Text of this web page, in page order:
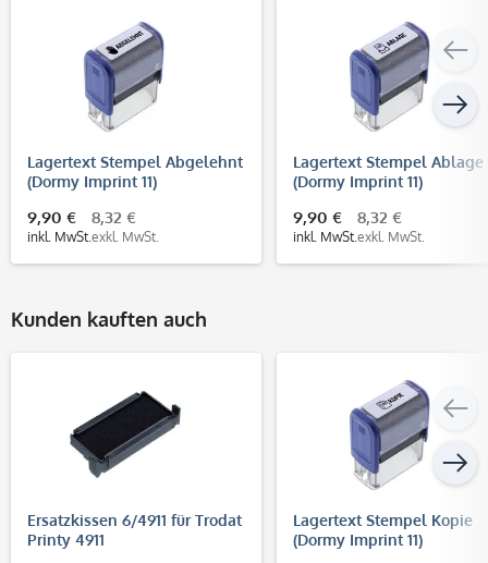
Lagertext Stempel Abgelehnt
(Dormy Imprint 11)
9,90 €
inkl. MwSt.
8,32 €
exkl. MwSt.
Lagertext Stempel Ablage
(Dormy Imprint 11)
9,90 €
inkl. MwSt.
8,32 €
exkl. MwSt.
Kunden kauften auch
Ersatzkissen 6/4911 für Trodat
Printy 4911
Lagertext Stempel Kopie
(Dormy Imprint 11)